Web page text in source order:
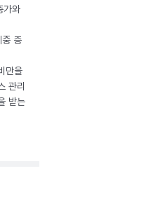
가와
중 증
만을
관리
받는